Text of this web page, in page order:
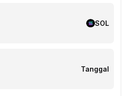
SOL
Tanggal